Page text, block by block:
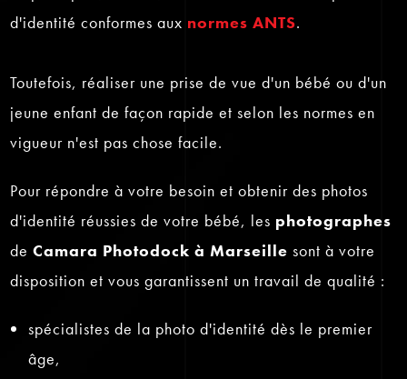
d'identité conformes aux normes ANTS.
Toutefois, réaliser une prise de vue d'un bébé ou d'un
jeune enfant de façon rapide et selon les normes en
vigueur n'est pas chose facile.
Pour répondre à votre besoin et obtenir des photos
d'identité réussies de votre bébé, les photographes
deCamara Photodock à Marseille sont à votre
disposition et vous garantissent un travail de qualité :
spécialistes de la photo d'identité dès le premier
âge,